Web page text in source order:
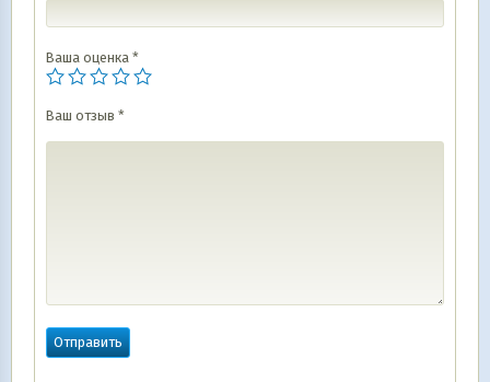
Ваша оценка *
Ваш отзыв *